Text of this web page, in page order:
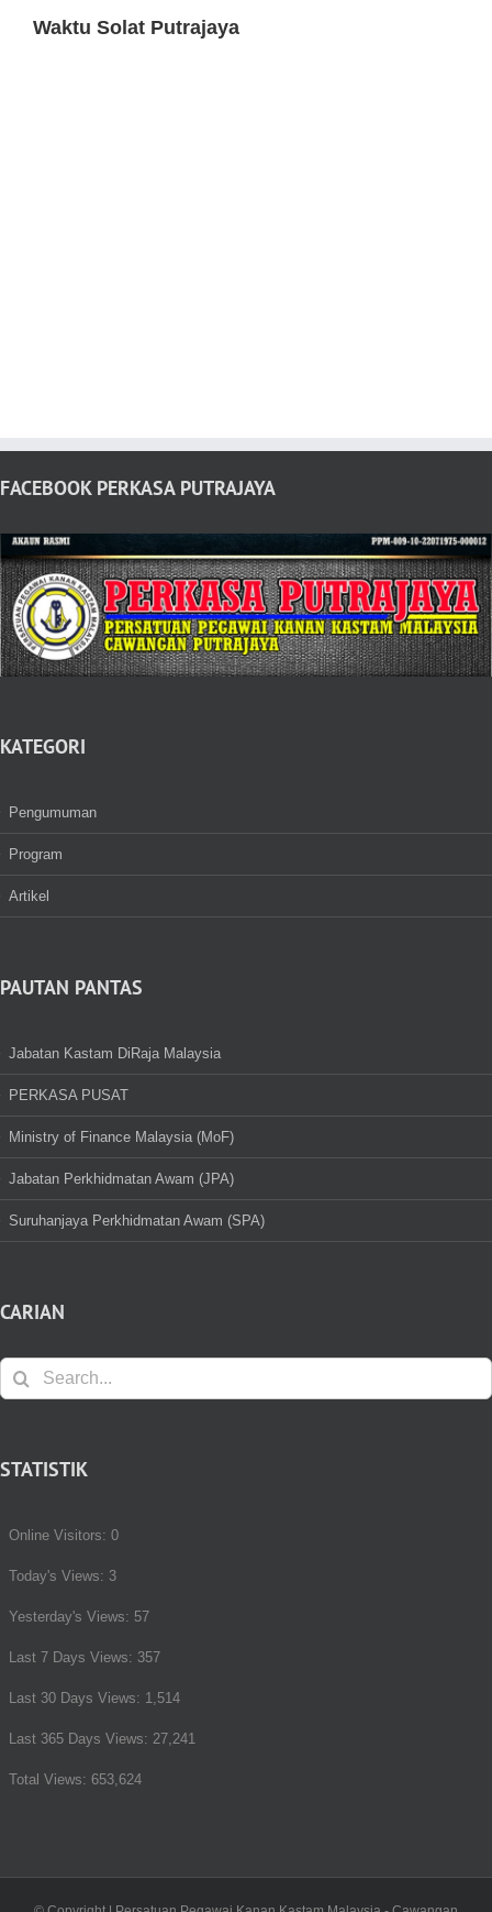
Waktu Solat Putrajaya
FACEBOOK PERKASA PUTRAJAYA
KATEGORI
Pengumuman
Program
Artikel
PAUTAN PANTAS
Jabatan Kastam DiRaja Malaysia
PERKASA PUSAT
Ministry of Finance Malaysia (MoF)
Jabatan Perkhidmatan Awam (JPA)
Suruhanjaya Perkhidmatan Awam (SPA)
CARIAN
Search
for:
STATISTIK
Online Visitors: 0
Today's Views: 3
Yesterday's Views: 57
Last 7 Days Views: 357
Last 30 Days Views: 1,514
Last 365 Days Views: 27,241
Total Views: 653,624